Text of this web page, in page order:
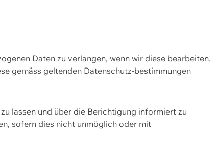
Daten zu verlangen, wenn wir diese bearbeiten.
gemäss geltenden Datenschutz-bestimmungen
lassen und über die Berichtigung informiert zu
sofern dies nicht unmöglich oder mit